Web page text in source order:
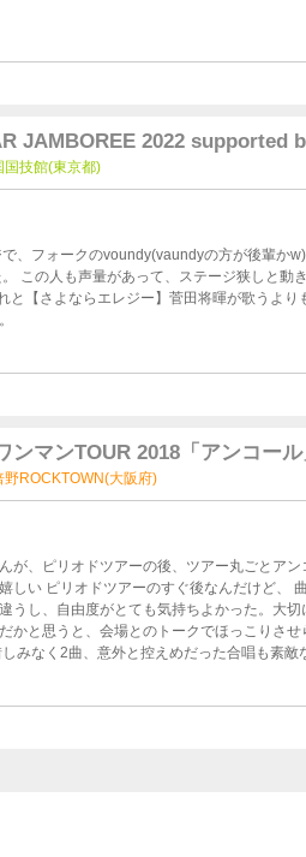
JAMBOREE 2022 supported
技館(東京都)
、フォークのvoundy(vaundyの方が後輩か
いミ
と【さよならエレジー】菅田将暉が歌うよ
マンTOUR 2018「アンコール
ROCKTOWN(大阪府)
が、ピリオドツアーの後、ツアー丸ごとア
どガラッと変わっ
うし、自由度がとても気持ちよかった。大
かと思うと、会場とのトークでほっこりさ
みなく2曲、意外と控えめだった合唱も素敵
コギ一本なのに、とてつもなくエネルギー
て行く様子を見ることができてとても幸せ
も超楽しみです！